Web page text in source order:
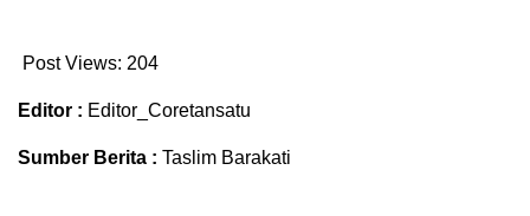
Post Views: 204
Editor : Editor_Coretansatu
Sumber Berita : Taslim Barakati